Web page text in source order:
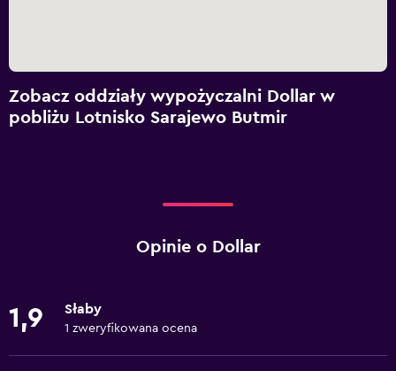
Zobacz oddziały wypożyczalni Dollar w
pobliżu Lotnisko Sarajewo Butmir
Opinie o Dollar
1,9 Słaby
1 zweryfikowana ocena